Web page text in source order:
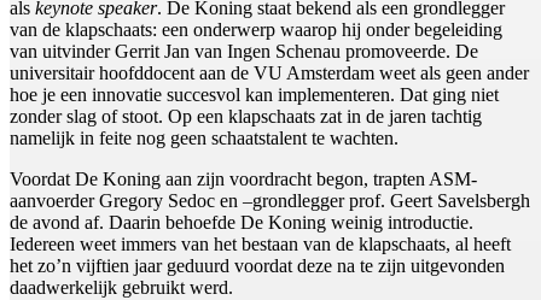
als keynote speaker. De Koning staat bekend als een grondlegger
van de klapschaats: een onderwerp waarop hij onder begeleiding
van uitvinder Gerrit Jan van Ingen Schenau promoveerde. De
universitair hoofddocent aan de VU Amsterdam weet als geen ander
hoe je een innovatie succesvol kan implementeren. Dat ging niet
zonder slag of stoot. Op een klapschaats zat in de jaren tachtig
namelijk in feite nog geen schaatstalent te wachten.
Voordat De Koning aan zijn voordracht begon, trapten ASM-
aanvoerder Gregory Sedoc en –grondlegger prof. Geert Savelsbergh
de avond af. Daarin behoefde De Koning weinig introductie.
Iedereen weet immers van het bestaan van de klapschaats, al heeft
het zo’n vijftien jaar geduurd voordat deze na te zijn uitgevonden
daadwerkelijk gebruikt werd.